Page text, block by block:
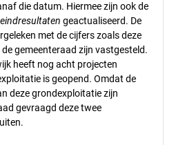
die datum. Hiermee zijn ook de
eindresultaten geactualiseerd. De
met de cijfers zoals deze
gemeenteraad zijn vastgesteld.
heeft nog acht projecten
is geopend. Omdat de
deze grondexploitatie zijn
gevraagd deze twee